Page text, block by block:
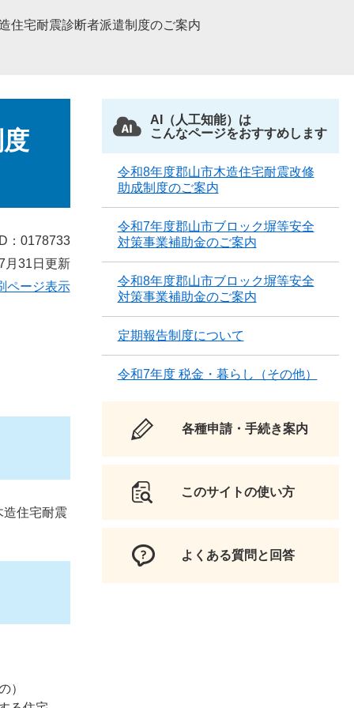
住宅耐震診断者派遣制度のご案内
：0178733
月31日更新
ページ表示
住宅耐震
）
AI（人工知能）は
こんなページをおすすめします
令和8年度郡山市木造住宅耐震改修
助成制度のご案内
令和7年度郡山市ブロック塀等安全
対策事業補助金のご案内
令和8年度郡山市ブロック塀等安全
対策事業補助金のご案内
定期報告制度について
令和7年度 税金・暮らし（その他）
各種申請・手続き案内
このサイトの使い方
よくある質問と回答